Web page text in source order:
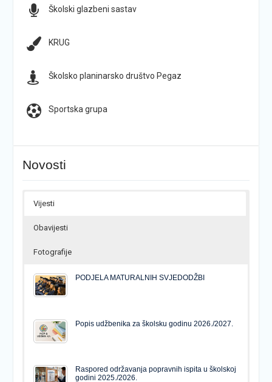
Školski glazbeni sastav
KRUG
Školsko planinarsko društvo Pegaz
Sportska grupa
Novosti
Vijesti
Obavijesti
Fotografije
PODJELA MATURALNIH SVJEDODŽBI
Popis udžbenika za školsku godinu 2026./2027.
Raspored održavanja popravnih ispita u školskoj
godini 2025./2026.